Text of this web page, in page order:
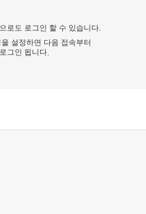
로도 로그인 할 수 있습니다.
설정하면 다음 접속부터
그인 됩니다